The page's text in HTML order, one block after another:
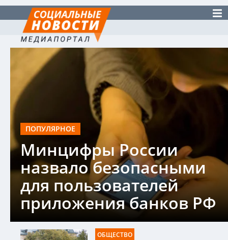
ПОПУЛЯРНОЕ
Минцифры России
назвало безопасными
для пользователей
приложения банков РФ
ОБЩЕСТВО